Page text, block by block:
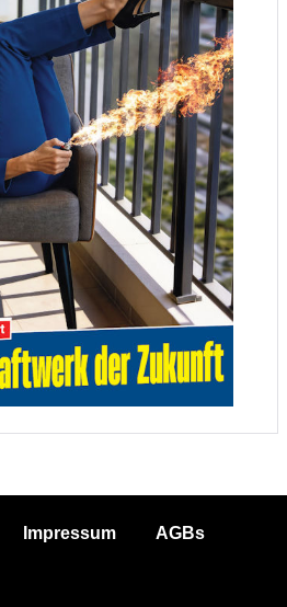
Impressum AGBs